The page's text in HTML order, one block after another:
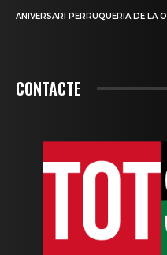
ANIVERSARI PERRUQUERIA DE LA O
CONTACTE